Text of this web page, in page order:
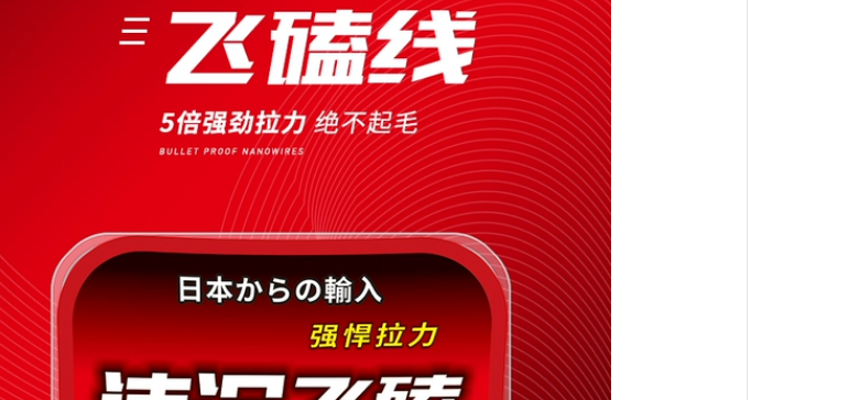
câu cá trọn bộ phần
suối cần sợi thủy
tinh cứng giá đặc
biệt 9.9 Bộ cần câu
but can cau
(Laogui chính hãng
mua một tặng một)
Cần câu Laogui cầm